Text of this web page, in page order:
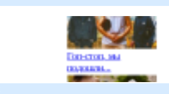
Гоп-стоп, мы
подошли...